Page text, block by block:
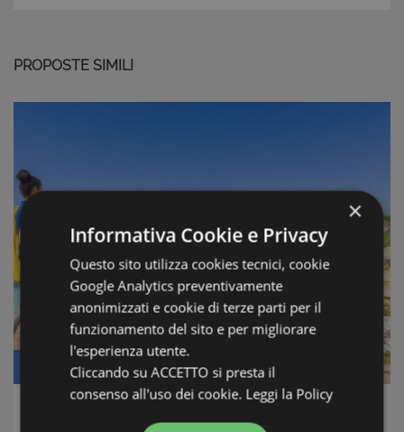
PROPOSTE SIMILI
Prezzo: € 490.000
Appartamento Fronte Mare
×
Informativa Cookie e Privacy
Questo sito utilizza cookies tecnici, cookie
Google Analytics preventivamente
anonimizzati e cookie di terze parti per il
funzionamento del sito e per migliorare
l'esperienza utente.
Cliccando su ACCETTO si presta il
consenso all'uso dei cookie. Leggi la Policy